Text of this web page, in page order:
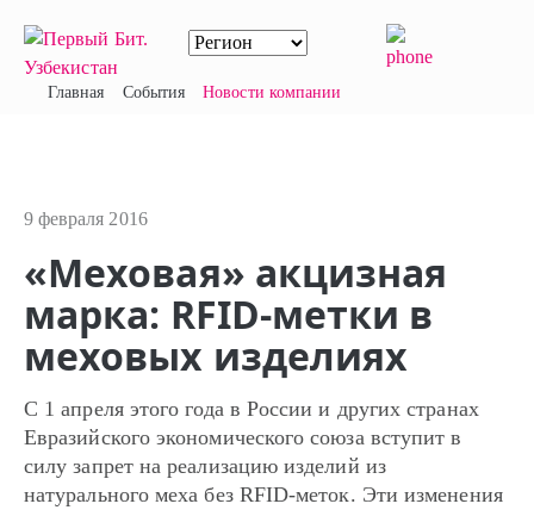
Главная События Новости компании
9 февраля 2016
«Меховая» акцизная
марка: RFID-метки в
меховых изделиях
С 1 апреля этого года в России и других странах
Евразийского экономического союза вступит в
силу запрет на реализацию изделий из
натурального меха без RFID-меток. Эти изменения